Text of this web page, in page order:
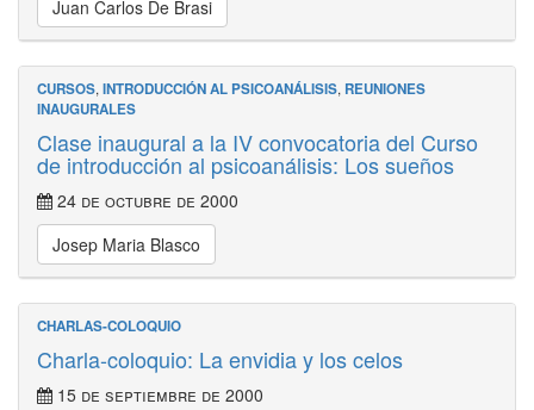
Juan Carlos De Brasi
CURSOS, INTRODUCCIÓN AL PSICOANÁLISIS, REUNIONES
INAUGURALES
Clase inaugural a la IV convocatoria del Curso
de introducción al psicoanálisis: Los sueños
24 de octubre de 2000
Josep Maria Blasco
CHARLAS-COLOQUIO
Charla-coloquio: La envidia y los celos
15 de septiembre de 2000